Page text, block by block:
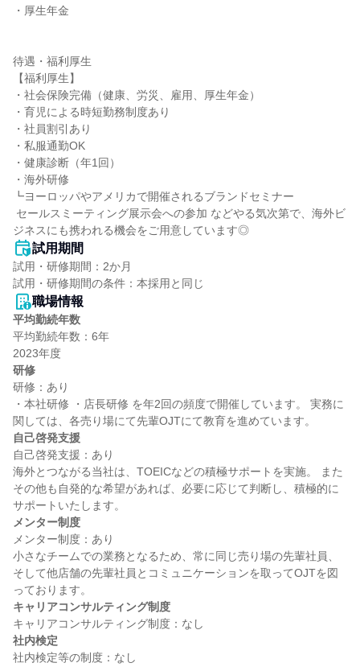
・厚生年金
待遇・福利厚生
【福利厚生】
・社会保険完備（健康、労災、雇用、厚生年金）
・育児による時短勤務制度あり
・社員割引あり
・私服通勤OK
・健康診断（年1回）
・海外研修
┗ヨーロッパやアメリカで開催されるブランドセミナー
ジネスにも携われる機会をご用意しています◎
試用期間
試用・研修期間：2か月
職場情報
平均勤続年数
平均勤続年数：6年
研修
研修：あり
・本社研修 ・店長研修 を年2回の頻度で開催しています。 実務に
自己啓発支援
自己啓発支援：あり
海外とつながる当社は、TOEICなどの積極サポートを実施。 また
その他も自発的な希望があれば、必要に応じて判断し、積極的に
メンター制度
メンター制度：あり
小さなチームでの業務となるため、常に同じ売り場の先輩社員、
そして他店舗の先輩社員とコミュニケーションを取ってOJTを図
キャリアコンサルティング制度
社内検定